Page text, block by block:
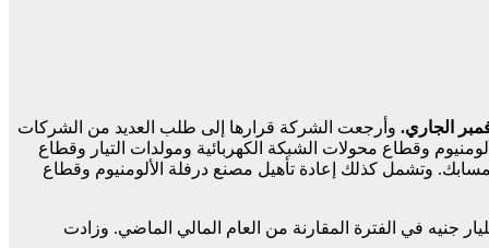
وأرجعت الشركة قرارها إلى طلب العديد من الشركات
وقطاع محولات الشبكة الكهربائية ومولدات التيار وقطاع
وتشمل كذلك إعادة تأهيل مصنع درفلة الألومنيوم وقطاع
بربح 1.68 مليار جنيه في الفترة المقارنة من العام المالي الماضي. وزادت